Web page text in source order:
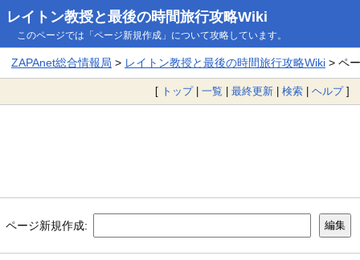
レイトン教授と最後の時間旅行攻略Wiki
このページでは「ページ新規作成」について攻略しています。
ZAPAnet総合情報局 > レイトン教授と最後の時間旅行攻略Wiki> ペ
[ トップ| 一覧 | 最終更新 | 検索 | ヘルプ]
ページ新規作成: